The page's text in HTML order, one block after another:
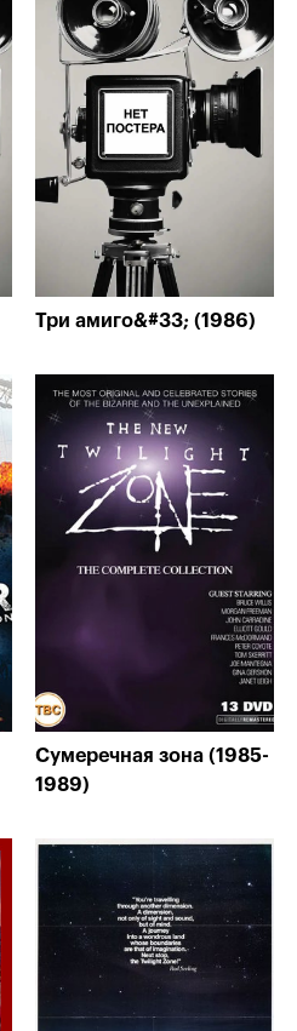
Три амиго&#33; (1986)
Сумеречная зона (1985-
1989)